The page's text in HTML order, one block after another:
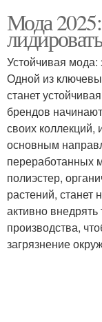
Мода
Устойчивая мода:
Одной из
станет
брендов
своих коллекций,
основным
переработанных
полиэстер,
растений, станет
активно внедрять
производства,
загрязнение